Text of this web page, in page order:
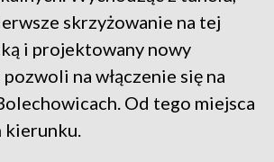
skrzyżowanie na tej
i projektowany nowy
na włączenie się na
Od tego miejsca
kierunku.